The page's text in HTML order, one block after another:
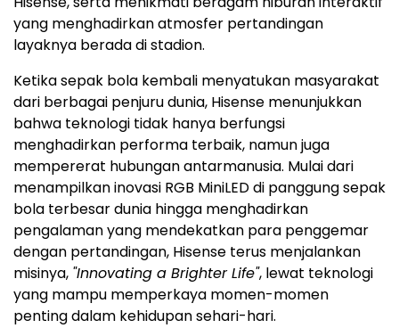
yang menghadirkan atmosfer pertandingan
layaknya berada di stadion.
Ketika sepak bola kembali menyatukan masyarakat
dari berbagai penjuru dunia, Hisense menunjukkan
bahwa teknologi tidak hanya berfungsi
menghadirkan performa terbaik, namun juga
mempererat hubungan antarmanusia. Mulai dari
menampilkan inovasi RGB MiniLED di panggung sepak
bola terbesar dunia hingga menghadirkan
pengalaman yang mendekatkan para penggemar
dengan pertandingan, Hisense terus menjalankan
misinya, "Innovating a Brighter Life", lewat teknologi
yang mampu memperkaya momen-momen
penting dalam kehidupan sehari-hari.